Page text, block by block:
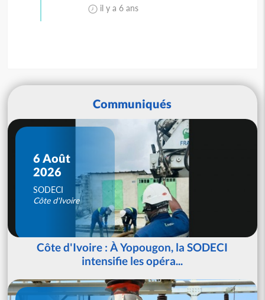
il y a 6 ans
Communiqués
6 Août
2026
SODECI
Côte d'Ivoire
Côte d'Ivoire : À Yopougon, la SODECI
intensifie les opéra...